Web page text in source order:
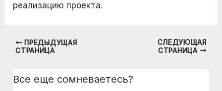
реализацию проекта.
Навигация
ПРЕДЫДУЩАЯ
СТРАНИЦА
СЛЕДУЮЩАЯ
СТРАНИЦА
Все еще сомневаетесь?